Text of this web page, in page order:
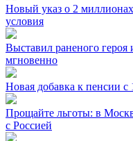
Новый указ о 2
условия
Выставил раненого героя
мгновенно
Новая добавка к пенсии с
Прощайте льготы: в
с Россией